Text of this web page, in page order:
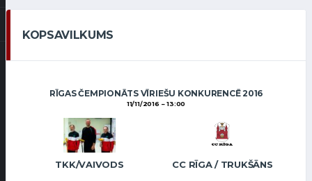
KOPSAVILKUMS
RĪGAS ČEMPIONĀTS VĪRIEŠU KONKURENCĒ 2016
11/11/2016 13:00
TKK/VAIVODS CC RĪGA / TRUKŠĀNS